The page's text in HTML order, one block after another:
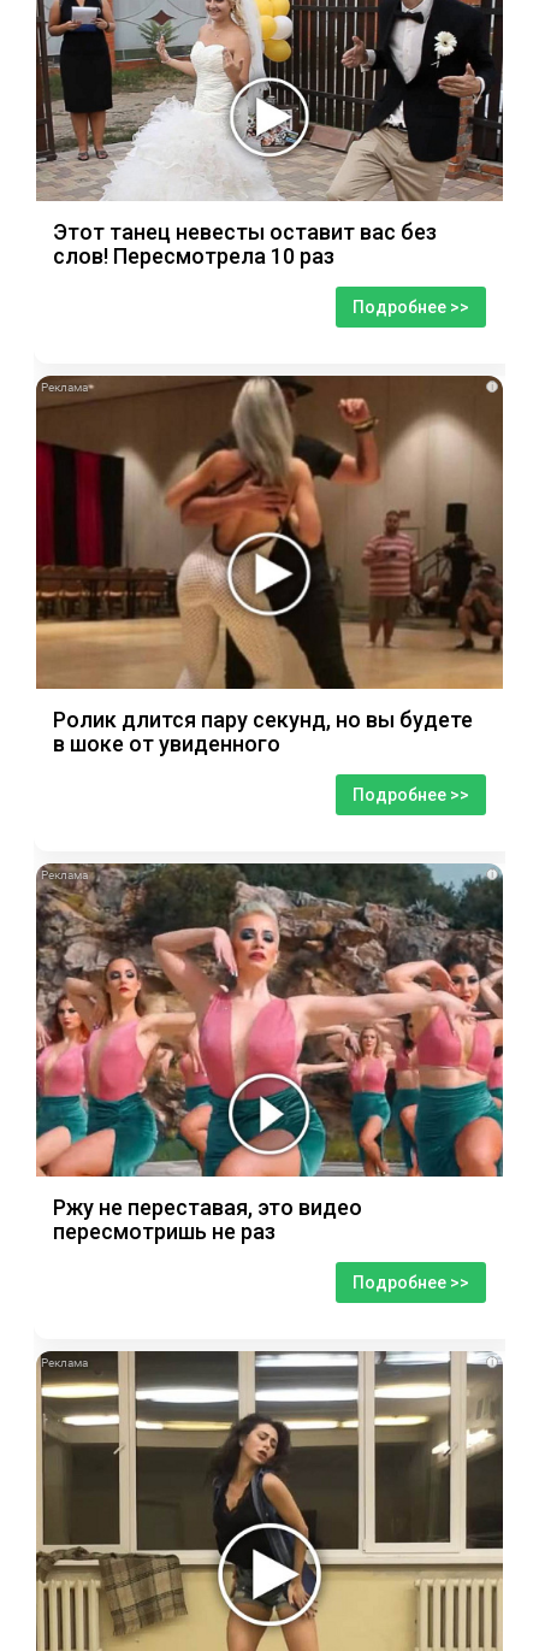
Этот танец невесты оставит вас без
слов! Пересмотрела 10 раз
Подробнее >>
i
Ролик длится пару секунд, но вы будете
в шоке от увиденного
Подробнее >>
i
Ржу не переставая, это видео
пересмотришь не раз
Подробнее >>
i